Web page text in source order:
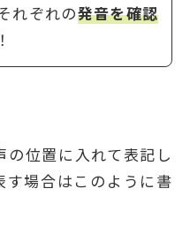
れぞれの発音を確認
位置に入れて表記し
す場合はこのように書